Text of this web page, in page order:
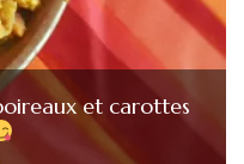
et carottes